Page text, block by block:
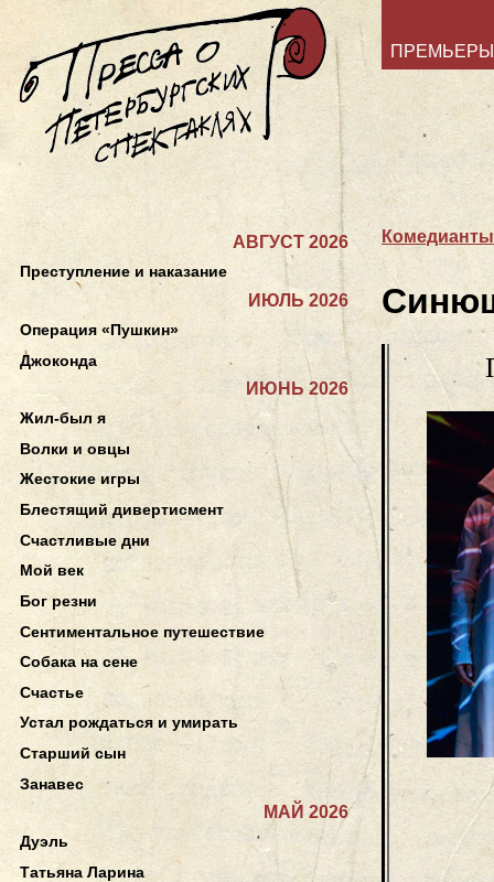
ПРЕМЬЕРЫ
Комедианты
АВГУСТ 2026
Преступление и наказание
ИЮЛЬ 2026
Операция «Пушкин»
Джоконда
ИЮНЬ 2026
Жил-был я
Волки и овцы
Жестокие игры
Блестящий дивертисмент
Счастливые дни
Мой век
Бог резни
Сентиментальное путешествие
Собака на сене
Счастье
Устал рождаться и умирать
Старший сын
Занавес
МАЙ 2026
Дуэль
Татьяна Ларина